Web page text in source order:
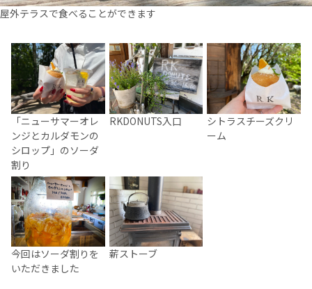
屋外テラスで食べることができます
「ニューサマーオレ
ンジとカルダモンの
シロップ」のソーダ
割り
RKDONUTS入口
シトラスチーズクリ
ーム
今回はソーダ割りを
いただきました
薪ストーブ